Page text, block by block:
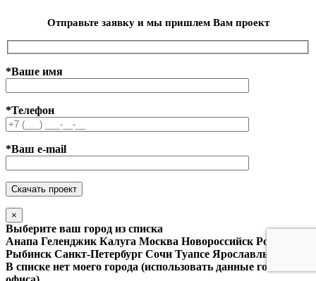
Отправьте заявку и мы пришлем Вам проект
*Ваше имя
*Телефон
*Ваш e-mail
×
Выберите ваш город из списка
Анапа Геленджик Калуга Москва Новороссийск Ростов
Рыбинск Санкт-Петербург Сочи Туапсе Ярославль
В списке нет моего города (использовать данные головного